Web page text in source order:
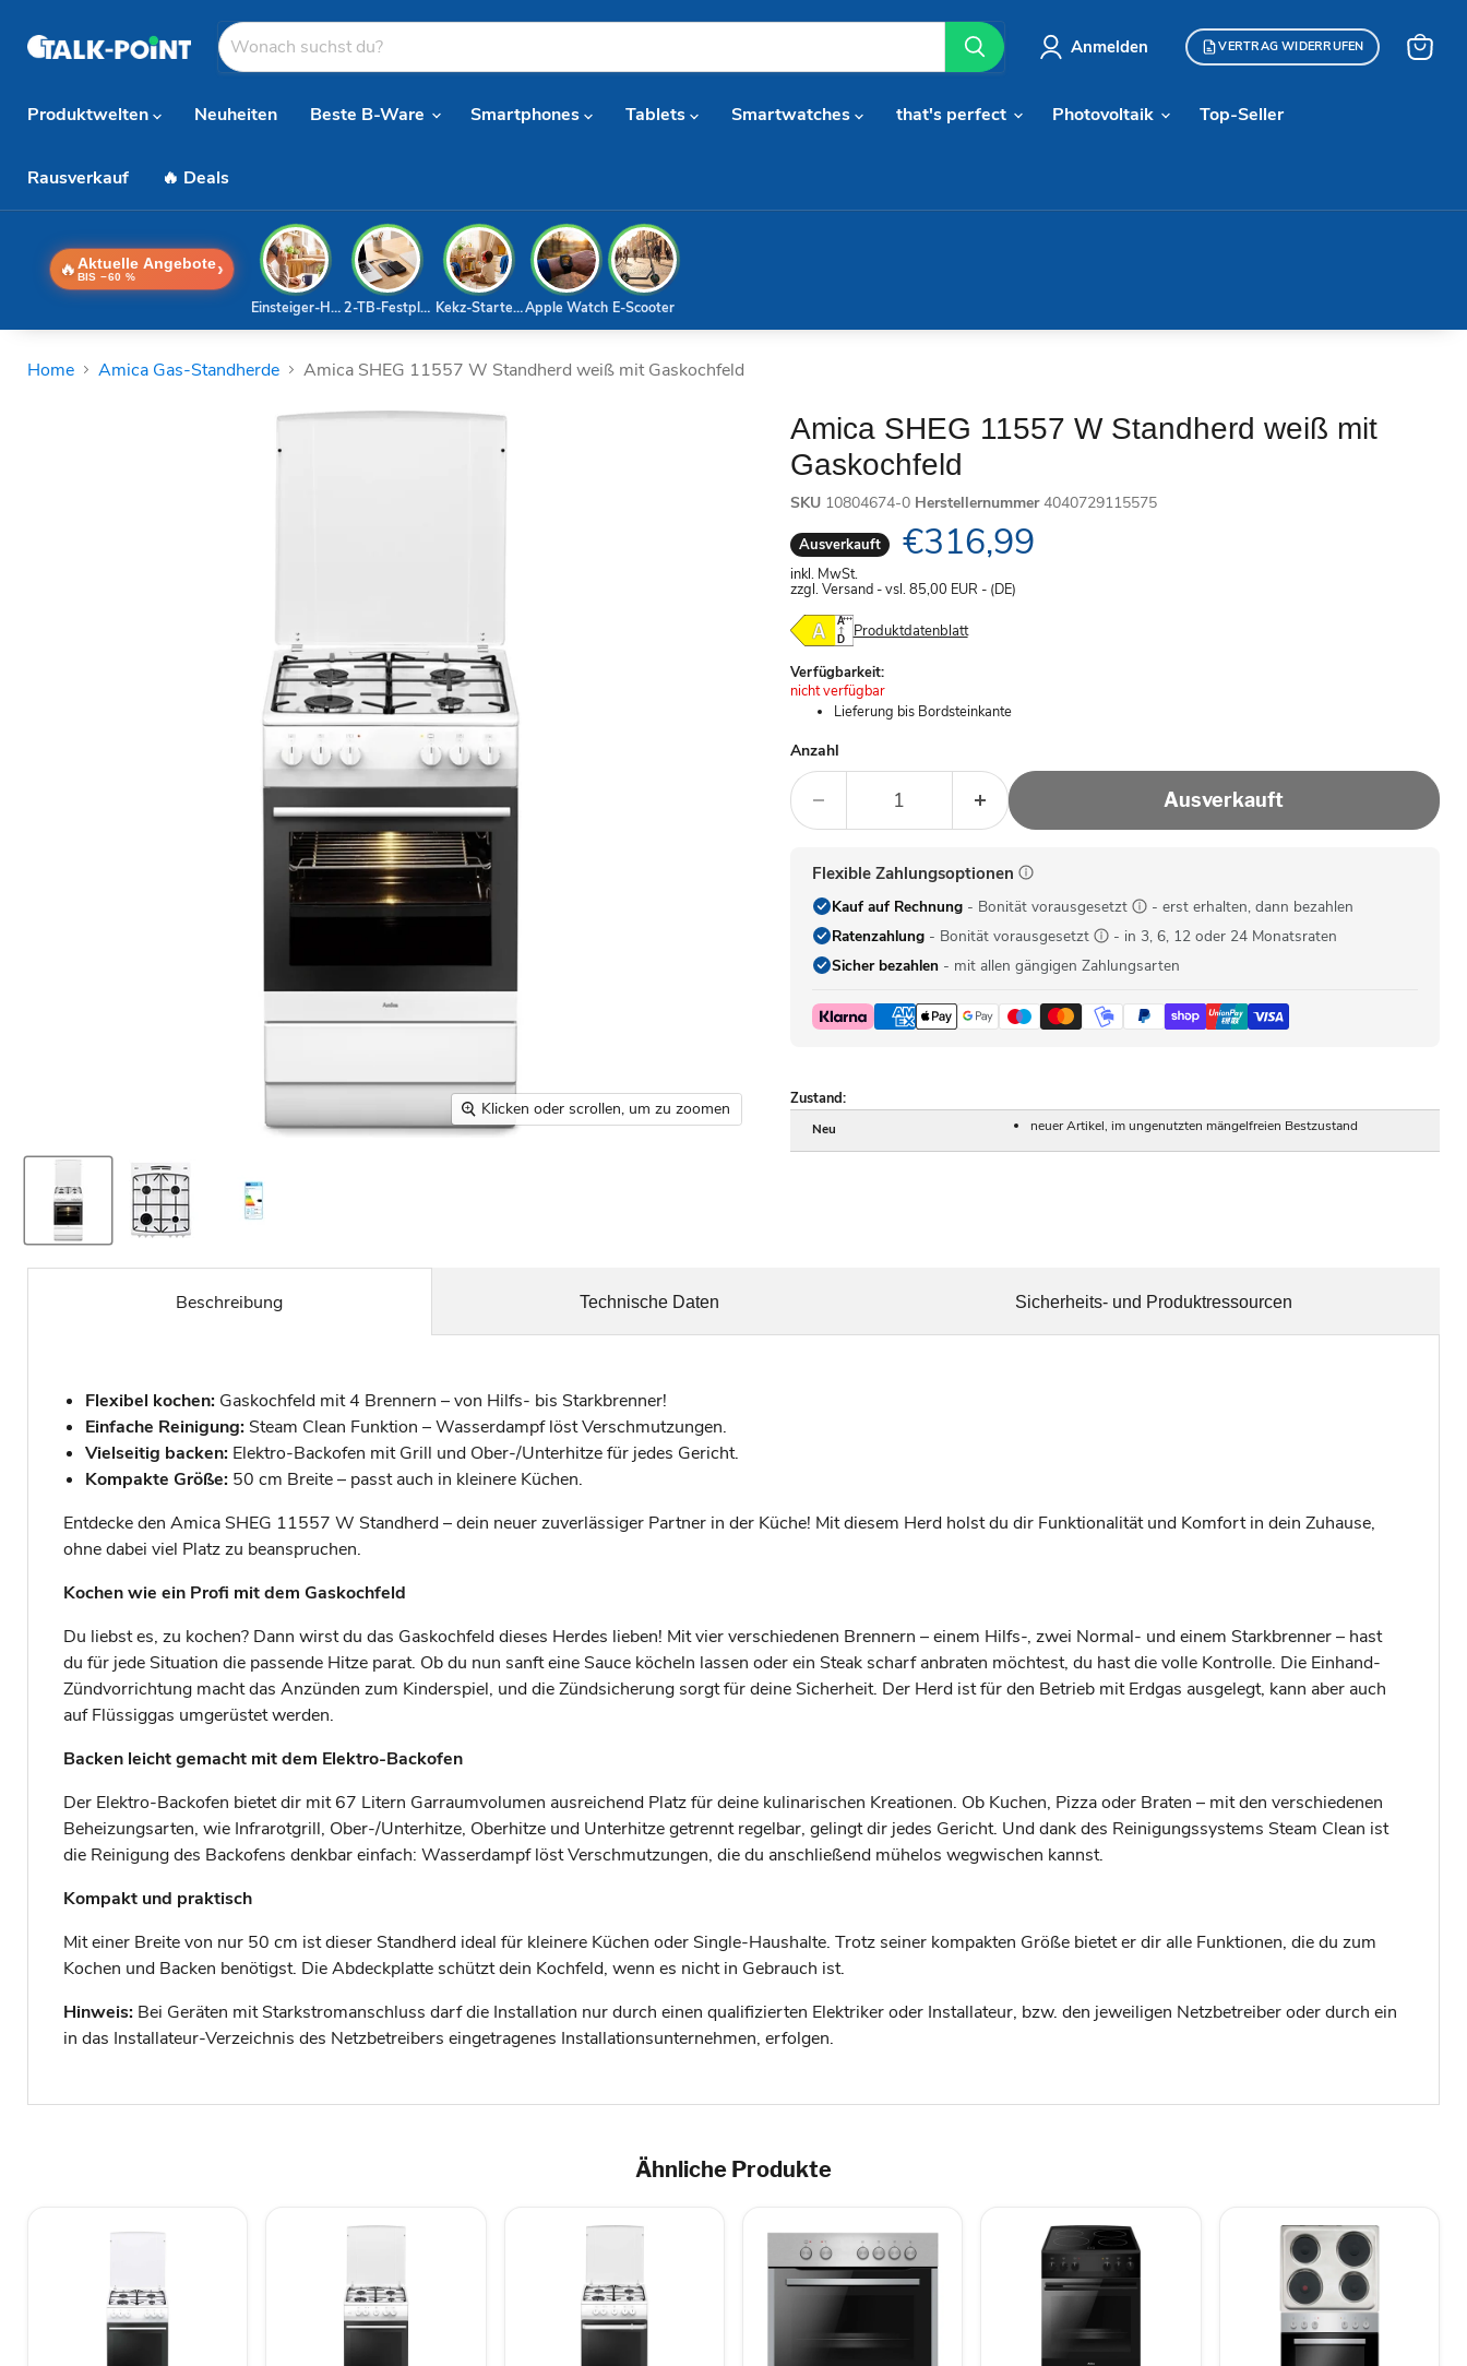
Anmelden VERTRAG WIDERRUFEN
Produktwelten
Neuheiten Beste B-Ware Smartphones Tablets Smartwatches that's perfect Photovoltaik Top-Seller
Rausverkauf 🔥 Deals
🔥 Aktuelle Angebote
BIS −60 % ›
E-Scooter
Apple Watch
Kekz-Starterset
2-TB-Festplatte
Einsteiger-Handy
Home Amica Gas-Standherde Amica SHEG 11557 W Standherd weiß mit Gaskochfeld
Klicken oder scrollen, um zu zoomen
Amica SHEG 11557 W Standherd weiß mit
Gaskochfeld
SKU 10804674-0 Herstellernummer 4040729115575
Ausverkauft Aktueller Preis
€316,99
inkl. MwSt.
zzgl. Versand - vsl. 85,00 EUR - (DE)
Produktdatenblatt
Verfügbarkeit:
Achtung:
nicht verfügbar
Lieferung bis Bordsteinkante
Anzahl
Ausverkauft
Flexible Zahlungsoptionen
Kauf auf Rechnung- Bonität vorausgesetzt
- erst erhalten, dann bezahlen
Ratenzahlung- Bonität vorausgesetzt
- in 3, 6, 12 oder 24 Monatsraten
Sicher bezahlen- mit allen gängigen Zahlungsarten
Zustand:
Neu neuer Artikel, im ungenutzten mängelfreien Bestzustand
Beschreibung
Flexibel kochen: Gaskochfeld mit 4 Brennern – von Hilfs- bis Starkbrenner!
Einfache Reinigung: Steam Clean Funktion – Wasserdampf löst Verschmutzungen.
Vielseitig backen: Elektro-Backofen mit Grill und Ober-/Unterhitze für jedes Gericht.
Kompakte Größe: 50 cm Breite – passt auch in kleinere Küchen.
Entdecke den Amica SHEG 11557 W Standherd – dein neuer zuverlässiger Partner in der Küche! Mit diesem Herd holst du dir Funktionalität und Komfort in dein Zuhause,
ohne dabei viel Platz zu beanspruchen.
Kochen wie ein Profi mit dem Gaskochfeld
Du liebst es, zu kochen? Dann wirst du das Gaskochfeld dieses Herdes lieben! Mit vier verschiedenen Brennern – einem Hilfs-, zwei Normal- und einem Starkbrenner – hast
du für jede Situation die passende Hitze parat. Ob du nun sanft eine Sauce köcheln lassen oder ein Steak scharf anbraten möchtest, du hast die volle Kontrolle. Die Einhand-
Zündvorrichtung macht das Anzünden zum Kinderspiel, und die Zündsicherung sorgt für deine Sicherheit. Der Herd ist für den Betrieb mit Erdgas ausgelegt, kann aber auch
auf Flüssiggas umgerüstet werden.
Backen leicht gemacht mit dem Elektro-Backofen
Der Elektro-Backofen bietet dir mit 67 Litern Garraumvolumen ausreichend Platz für deine kulinarischen Kreationen. Ob Kuchen, Pizza oder Braten – mit den verschiedenen
Beheizungsarten, wie Infrarotgrill, Ober-/Unterhitze, Oberhitze und Unterhitze getrennt regelbar, gelingt dir jedes Gericht. Und dank des Reinigungssystems Steam Clean ist
die Reinigung des Backofens denkbar einfach: Wasserdampf löst Verschmutzungen, die du anschließend mühelos wegwischen kannst.
Kompakt und praktisch
Mit einer Breite von nur 50 cm ist dieser Standherd ideal für kleinere Küchen oder Single-Haushalte. Trotz seiner kompakten Größe bietet er dir alle Funktionen, die du zum
Kochen und Backen benötigst. Die Abdeckplatte schützt dein Kochfeld, wenn es nicht in Gebrauch ist.
Hinweis: Bei Geräten mit Starkstromanschluss darf die Installation nur durch einen qualifizierten Elektriker oder Installateur, bzw. den jeweiligen Netzbetreiber oder durch ein
in das Installateur-Verzeichnis des Netzbetreibers eingetragenes Installationsunternehmen, erfolgen.
Technische Daten Sicherheits- und Produktressourcen
Ähnliche Produkte